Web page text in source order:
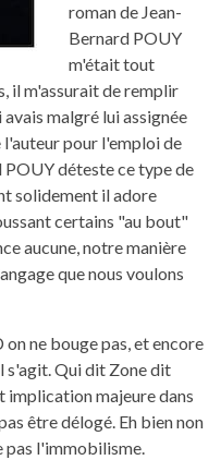
roman de Jean-
Bernard POUY
m'était tout
il m'assurait de remplir
malgré lui assignée
pour l'emploi de
POUY déteste ce type de
solidement il adore
certains "au bout"
aucune, notre manière
que nous voulons
ne bouge pas, et encore
s'agit. Qui dit Zone dit
majeure dans
être délogé. Eh bien non
pas l'immobilisme.